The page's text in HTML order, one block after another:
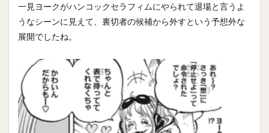
一見ヨークがハンコックセラフィムにやられて退場と言うよ
うなシーンに見えて、裏切者の候補から外すという予想外な
展開でしたね。